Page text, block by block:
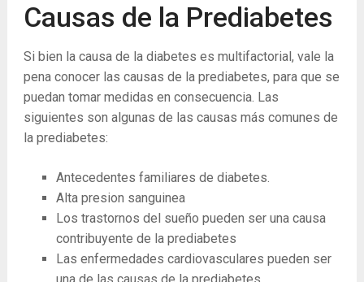
Causas de la Prediabetes
Si bien la causa de la diabetes es multifactorial, vale la
pena conocer las causas de la prediabetes, para que se
puedan tomar medidas en consecuencia. Las
siguientes son algunas de las causas más comunes de
la prediabetes:
Antecedentes familiares de diabetes.
Alta presion sanguinea
Los trastornos del sueño pueden ser una causa
contribuyente de la prediabetes
Las enfermedades cardiovasculares pueden ser